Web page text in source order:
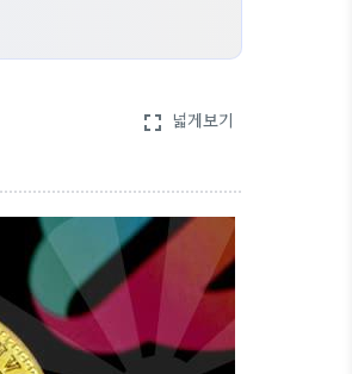
fullscreen 넓게보기